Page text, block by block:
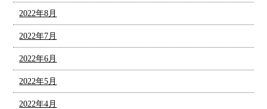
2022年8月
2022年7月
2022年6月
2022年5月
2022年4月